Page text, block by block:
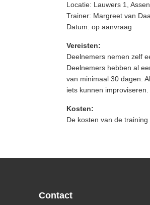
Locatie: Lauwers 1,
Trainer: Margreet van
Datum: op aanvraag
Vereisten:
Deelnemers nemen zelf
Deelnemers hebben al
van minimaal 30 dagen.
iets kunnen improviseren.
Kosten:
De kosten van de
Contact